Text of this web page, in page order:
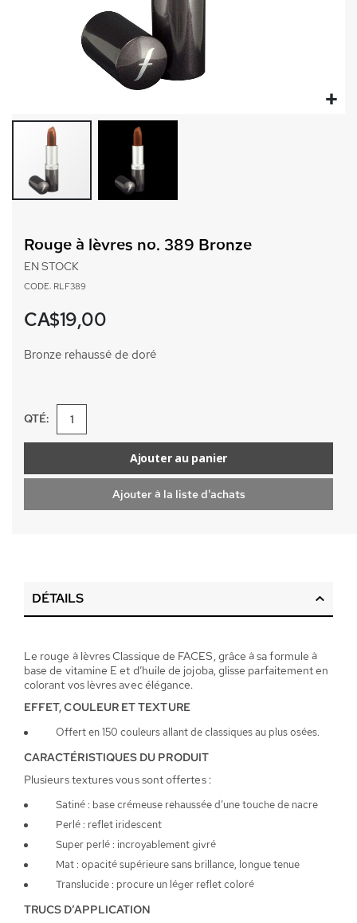
début
d’images
Rouge à lèvres no. 389 Bronze
EN STOCK
CODE: RLF389
CA$19,00
Bronze rehaussé de doré
QTÉ:
Ajouter au panier
Ajouter à la liste d'achats
DÉTAILS
Le rouge à lèvres Classique de FACES, grâce à sa formule à
base de vitamine E et d’huile de jojoba, glisse parfaitement en
colorant vos lèvres avec élégance.
EFFET, COULEUR ET TEXTURE
Offert en 150 couleurs allant de classiques au plus osées.
CARACTÉRISTIQUES DU PRODUIT
Plusieurs textures vous sont offertes :
Satiné : base crémeuse rehaussée d’une touche de nacre
Perlé : reflet iridescent
Super perlé : incroyablement givré
Mat : opacité supérieure sans brillance, longue tenue
Translucide : procure un léger reflet coloré
TRUCS D’APPLICATION